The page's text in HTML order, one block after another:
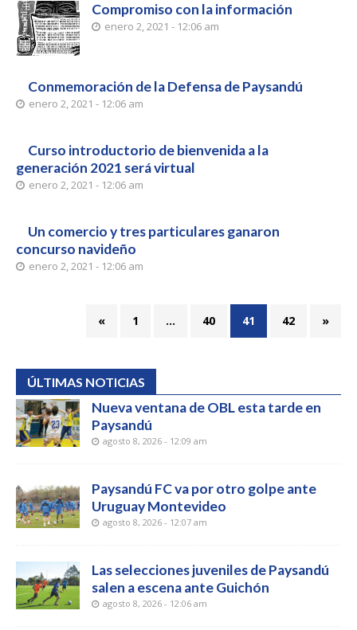
Compromiso con la información
enero 2, 2021 - 12:06 am
Conmemoración de la Defensa de Paysandú
enero 2, 2021 - 12:06 am
Curso introductorio de bienvenida a la
generación 2021 será virtual
enero 2, 2021 - 12:06 am
Un comercio y tres particulares ganaron
concurso navideño
enero 2, 2021 - 12:06 am
« 1 … 40 41 42 »
ÚLTIMAS NOTICIAS
Nueva ventana de OBL esta tarde en
Paysandú
agosto 8, 2026 - 12:09 am
Paysandú FC va por otro golpe ante
Uruguay Montevideo
agosto 8, 2026 - 12:07 am
Las selecciones juveniles de Paysandú
salen a escena ante Guichón
agosto 8, 2026 - 12:06 am